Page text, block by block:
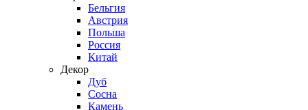
Бельгия
Австрия
Польша
Россия
Китай
Декор
Дуб
Сосна
Камень